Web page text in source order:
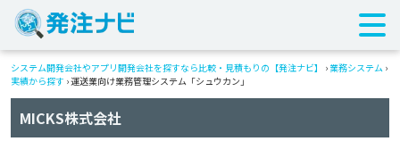
システム開発会社やアプリ開発会社を探すなら比較・見積もりの【発注ナビ】 › 業務システム ›
実績から探す ›運送業向け業務管理システム「シュウカン」
MICKS株式会社